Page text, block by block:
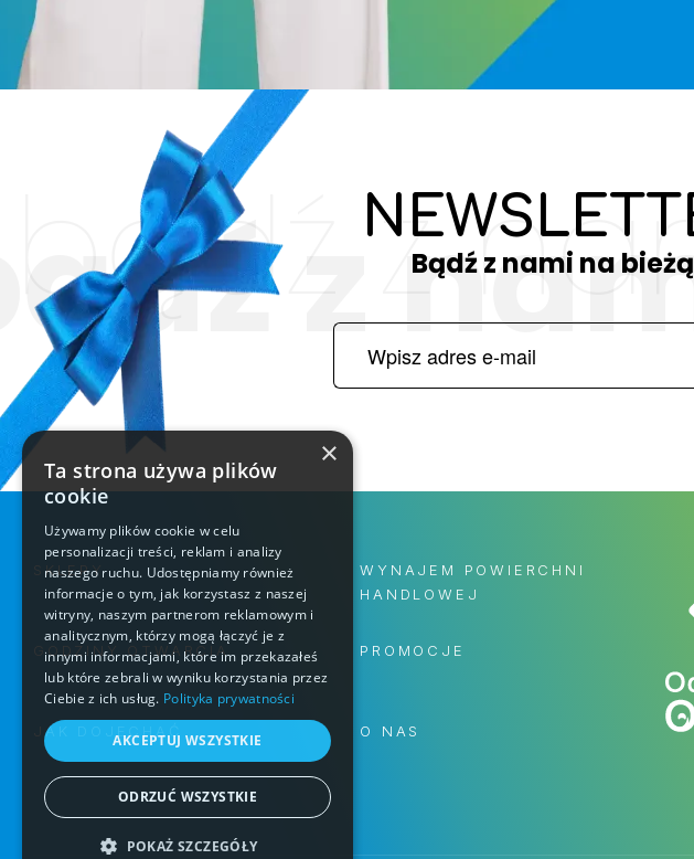
z
bądź zBądź z nami na
SKLEPY
GODZINY OTWARCIA
JAK DOJECHAĆ
WYNAJEM POWIERCHNI
HANDLOWEJ
PROMOCJE
O NAS
×
Ta strona używa plików
cookie
Używamy plików cookie w celu
personalizacji treści, reklam i analizy
naszego ruchu. Udostępniamy również
informacje o tym, jak korzystasz z naszej
witryny, naszym partnerom reklamowym i
analitycznym, którzy mogą łączyć je z
innymi informacjami, które im przekazałeś
lub które zebrali w wyniku korzystania przez
Ciebie z ich usług. Polityka prywatności
AKCEPTUJ WSZYSTKIE
ODRZUĆ WSZYSTKIE
POKAŻ SZCZEGÓŁY